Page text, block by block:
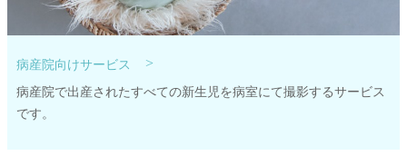
病産院向けサービス >
病産院で出産されたすべての新生児を病室にて撮影するサービス
です。